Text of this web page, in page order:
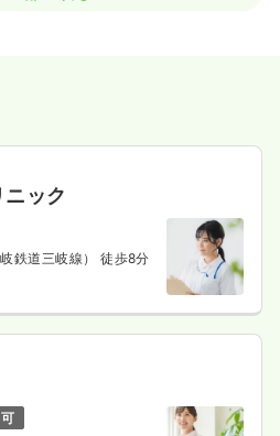
ック
鉄道三岐線） 徒歩8分